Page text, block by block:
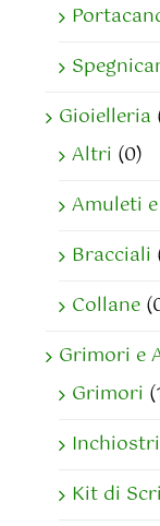
Gioielleria
Altri (0)
Amuleti
Bracciali
Collane
Grimori e
Grimori
Inchiostri
Kit di